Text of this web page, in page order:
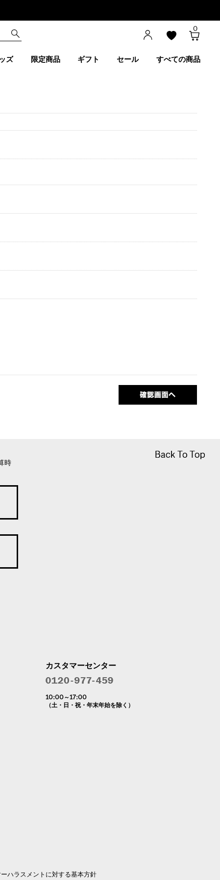
0
ズ 限定商品 ギフト セール すべての商品
Back To Top
Back To Top
時
カスタマーセンター
10:00～17:00
（土・日・祝・年末年始を除く）
ハラスメントに対する基本方針